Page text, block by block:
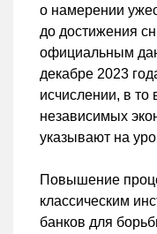
о намерении
до достижения
официальным
декабре 2023
исчислении, в то
независимых
указывают на
Повышение
классическим
банков для